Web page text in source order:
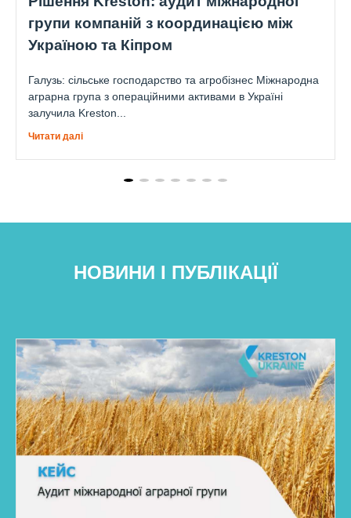
групи компаній з координацією між
Україною та Кіпром
Галузь: сільське господарство та агробізнес Міжнародна
аграрна група з операційними активами в Україні
залучила Kreston...
Читати далі
НОВИНИ І ПУБЛІКАЦІЇ